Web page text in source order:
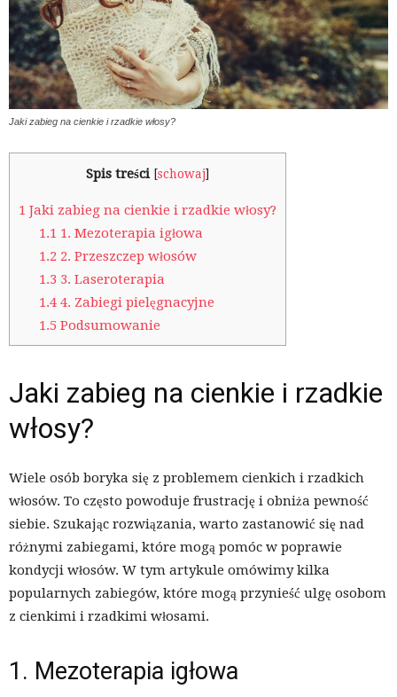
Jaki zabieg na cienkie i rzadkie włosy?
Spis treści [schowaj]
1 Jaki zabieg na cienkie i rzadkie włosy?
1.1 1. Mezoterapia igłowa
1.22. Przeszczep włosów
1.3 3. Laseroterapia
1.44. Zabiegi pielęgnacyjne
1.5 Podsumowanie
Jaki zabieg na cienkie i rzadkie
włosy?
Wiele osób boryka się z problemem cienkich i rzadkich
włosów. To często powoduje frustrację i obniża pewność
siebie. Szukając rozwiązania, warto zastanowić się nad
różnymi zabiegami, które mogą pomóc w poprawie
kondycji włosów. W tym artykule omówimy kilka
popularnych zabiegów, które mogą przynieść ulgę osobom
z cienkimi i rzadkimi włosami.
1. Mezoterapia igłowa